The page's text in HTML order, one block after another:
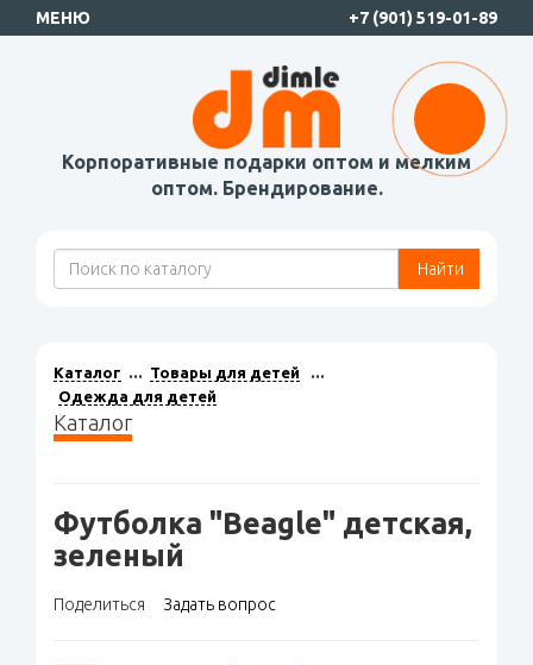
МЕНЮ +7 (901) 519-01-89
Корпоративные подарки оптом и мелким
оптом. Брендирование.
Найти
Каталог
Товары для детей
Одежда для детей
Каталог
Футболка "Beagle" детская,
зеленый
Поделиться Задать вопрос